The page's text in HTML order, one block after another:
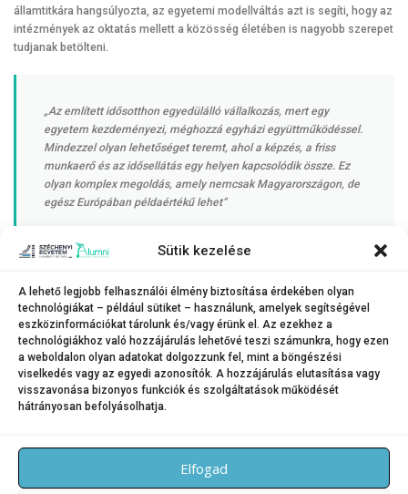
Sütik kezelése
A lehető legjobb felhasználói élmény biztosítása érdekében olyan
technológiákat – például sütiket – használunk, amelyek segítségével
eszközinformációkat tárolunk és/vagy érünk el. Az ezekhez a
technológiákhoz való hozzájárulás lehetővé teszi számunkra, hogy ezen
a weboldalon olyan adatokat dolgozzunk fel, mint a böngészési
viselkedés vagy az egyedi azonosítók. A hozzájárulás elutasítása vagy
visszavonása bizonyos funkciók és szolgáltatások működését
hátrányosan befolyásolhatja.
Elfogad
államtitkára hangsúlyozta, az egyetemi modellváltás azt is segíti, hogy az
intézmények az oktatás mellett a közösség életében is nagyobb szerepet
tudjanak betölteni.
„Az említett idősotthon egyedülálló vállalkozás, mert egy
egyetem kezdeményezi, méghozzá egyházi együttműködéssel.
Mindezzel olyan lehetőséget teremt, ahol a képzés, a friss
munkaerő és az idősellátás egy helyen kapcsolódik össze. Ez
olyan komplex megoldás, amely nemcsak Magyarországon, de
egész Európában példaértékű lehet”
legalább ilyen lényeges a szakképzett munkaerő biztosítása is, akik
magas színvonalon tudják működtetni ezeket az ellátásokat.„A
Széchenyi-egyetem olyan lendületes intézmény, amely hatékonyan járulhat
hozzá ezen szakmák vonzóvá tételéhez a fiatalok számára”– mondta
végül az államtitkár.
KATEGÓRIA:HÍREK